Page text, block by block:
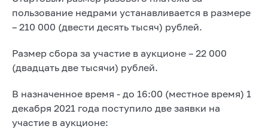
пользование недрами устанавливается в размере
– 210 000 (двести десять тысяч) рублей.
Размер сбора за участие в аукционе – 22 000
(двадцать две тысячи) рублей.
В назначенное время - до 16:00 (местное время) 1
декабря 2021 года поступило две заявки на
участие в аукционе: